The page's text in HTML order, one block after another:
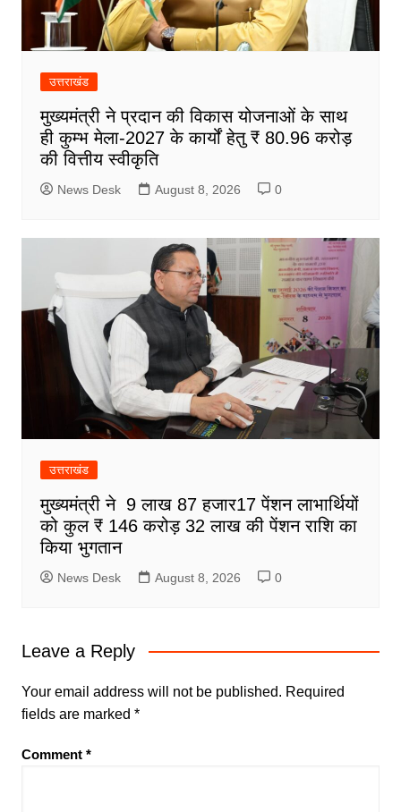
उत्तराखंड
मुख्यमंत्री ने प्रदान की विकास योजनाओं के साथ
ही कुम्भ मेला-2027 के कार्यों हेतु ₹ 80.96 करोड़
की वित्तीय स्वीकृति
News Desk August 8, 2026 0
उत्तराखंड
मुख्यमंत्री ने 9 लाख 87 हजार17 पेंशन लाभार्थियों
को कुल ₹ 146 करोड़ 32 लाख की पेंशन राशि का
किया भुगतान
News Desk August 8, 2026 0
Leave a Reply
Your email address will not be published. Required
fields are marked *
Comment *